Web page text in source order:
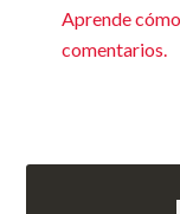
Aprende
comentarios.